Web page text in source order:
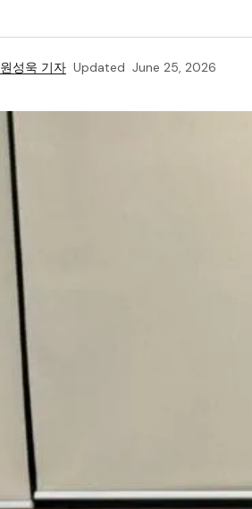
원성욱 기자 Updated June 25, 2026